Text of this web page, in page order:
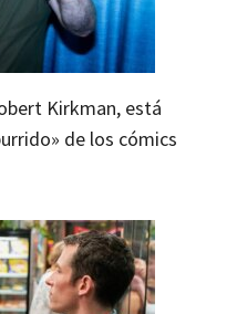
Kirkman, está
de los cómics